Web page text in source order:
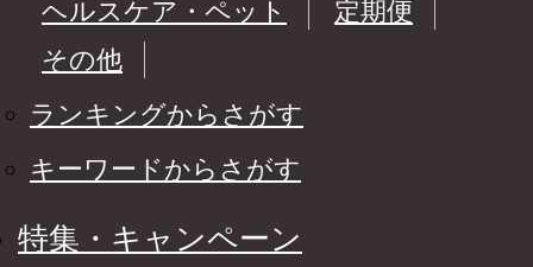
ヘルスケア・ペット
定期便
その他
ランキングからさがす
キーワードからさがす
特集・キャンペーン